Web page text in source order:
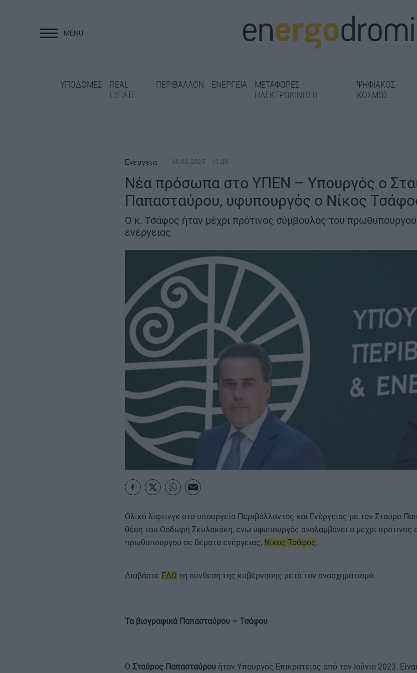
MENU
ΥΠΟΔΟΜΕΣ
REAL
ESTATE
ΠΕΡΙΒΑΛΛΟΝ ΕΝΕΡΓΕΙΑ
ΜΕΤΑΦΟΡΕΣ -
ΗΛΕΚΤΡΟΚΙΝΗΣΗ
ΨΗΦΙΑΚΟΣ
ΚΟΣΜΟΣ
ΥΠΟΔΟΜΕΣ
Γρεβενά: Ολοκληρώνεται η
ασφαλτόστρωση της οδού
Μαρούσι: «Λίφτινγκ» σε 14
σχολικές μονάδες πριν από
το πρώτο κουδούνι
Αεροδρόμιο Πάρου: Στο
Εθνικό Πρόγραμμα
Ανάπτυξης με 45,4 εκατ.
ευρώ
ΜΕΤΑΦΟΡΕΣ - ΗΛΕΚΤΡΟΚΙΝΗΣΗ
ΨΗΦΙΑΚΟΣ ΚΟΣΜΟΣ
ΟΙΚΟΝΟΜΙΑ - ΕΠΙΧΕΙΡΗΣΕΙΣ
ΚΑΡΑΜΠΟΛΕΣ
ΟΡΟΙ
Ενέργεια 14.03.2025 11:20
Νέα πρόσωπα στο ΥΠΕΝ – Υπουργός ο
Παπασταύρου, υφυπουργός ο Νίκος
Ο κ. Τσάφος ήταν μέχρι πρότινος σύμβουλος του
ενέργειας
Ολικό λίφτινγκ στο υπουργείο Περιβάλλοντος και Ενέργειας με τον Σταύρο
θέση του Θοδωρή Σκυλακάκη, ενώ υφυπουργός αναλαμβάνει ο μέχρι πρότινος
πρωθυπουργού σε θέματα ενέργειας, Νίκος Τσάφος.
Διαβάστε ΕΔΩ τη σύνθεση της κυβέρνησης μετά τον ανασχηματισμό.
Τα βιογραφικά Παπασταύρου – Τσάφου
Ο Σταύρος Παπασταύρουήταν Υπουργός Επικρατείας από τον Ιούνιο 2023.